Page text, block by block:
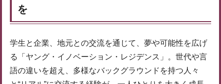
を
学生と企業、地元との交流を通じて、夢や可能性を広げ
る「ヤング・イノベーション・レジデンス」。世代や言
語の違いを超え、多様なバックグラウンドを持つ人々